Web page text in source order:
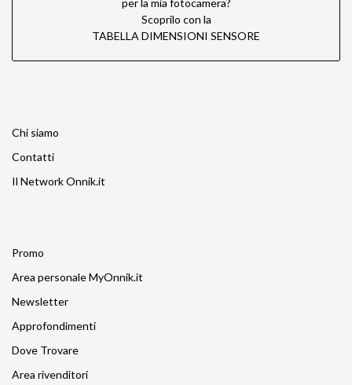
per la mia fotocamera?
Scoprilo con la
TABELLA DIMENSIONI SENSORE
Chi siamo
Contatti
Il Network Onnik.it
Promo
Area personale MyOnnik.it
Newsletter
Approfondimenti
Dove Trovare
Area rivenditori